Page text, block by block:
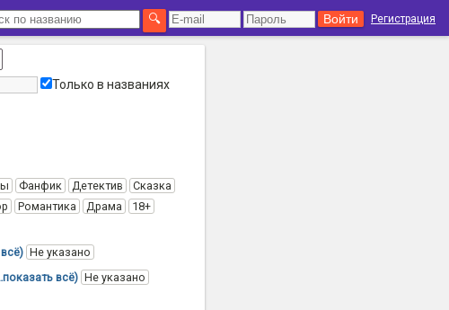
Регистрация
Только в названиях
Фанфик Детектив
Сказка
Романтика Драма
18+
Не указано
всё) Не указано